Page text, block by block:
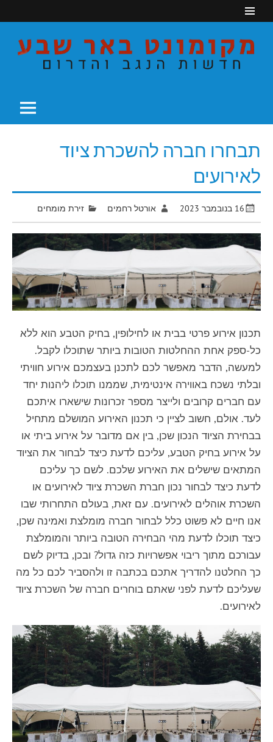
תבחרו חברה להשכרת ציוד
לאירועים
16 בנובמבר 2023 אורטל רחמים זירת מומחים
תכנון אירוע פרטי בבית או לחילופין, בחיק הטבע הוא ללא
כל-ספק אחת ההחלטות הטובות ביותר שתוכלו לקבל.
למעשה, הדבר מאפשר לכם לתכנן בעצמכם אירוע חוויתי
ובלתי נשכח באווירה אינטימית, שממנו תוכלו ליהנות יחד
עם חברים קרובים ולייצר מספר זכרונות שישארו איתכם
לעד. אולם, חשוב לציין כי תכנון האירוע המושלם מתחיל
בבחירת הציוד הנכון שכן, בין אם מדובר על אירוע ביתי או
על אירוע בחיק הטבע, עליכם לדעת כיצד לבחור את הציוד
המתאים שישלים את האירוע שלכם. לשם כך עליכם
לדעת כיצד לבחור נכון חברת השכרת ציוד לאירועים או
השכרת אוהלים לאירועים. עם זאת, בעולם התחרותי שבו
אנו חיים לא פשוט כלל לבחור חברה מומלצת ואמינה שכן,
כיצד תוכלו לדעת מהי הבחירה הטובה ביותר והמומלצת
עבורכם מתוך ריבוי אפשרויות כזה גדול? ובכן, בדיוק לשם
כך החלטנו להדריך אתכם בכתבה זו ולהסביר לכם כל מה
שעליכם לדעת לפני שאתם בוחרים חברה של השכרת ציוד
לאירועים.